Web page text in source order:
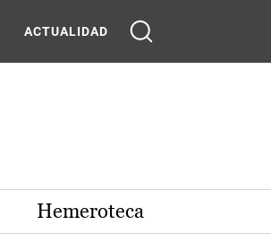
ACTUALIDAD
Hemeroteca